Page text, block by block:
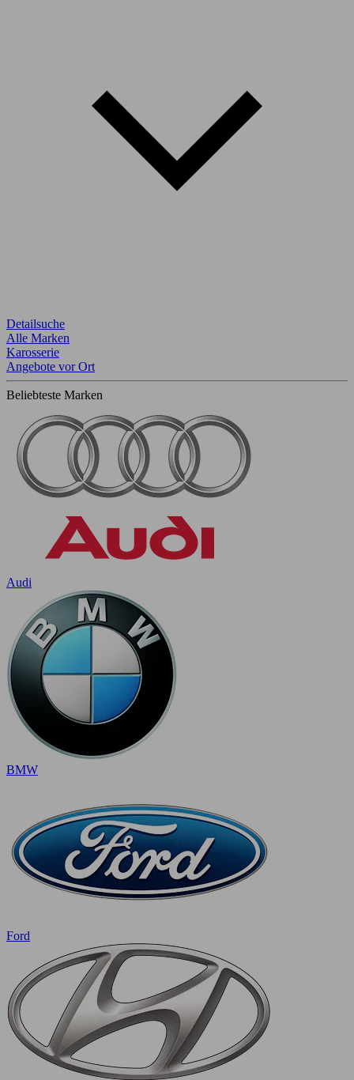
Detailsuche
Alle Marken
Karosserie
Angebote vor Ort
Beliebteste Marken
Audi
BMW
Ford